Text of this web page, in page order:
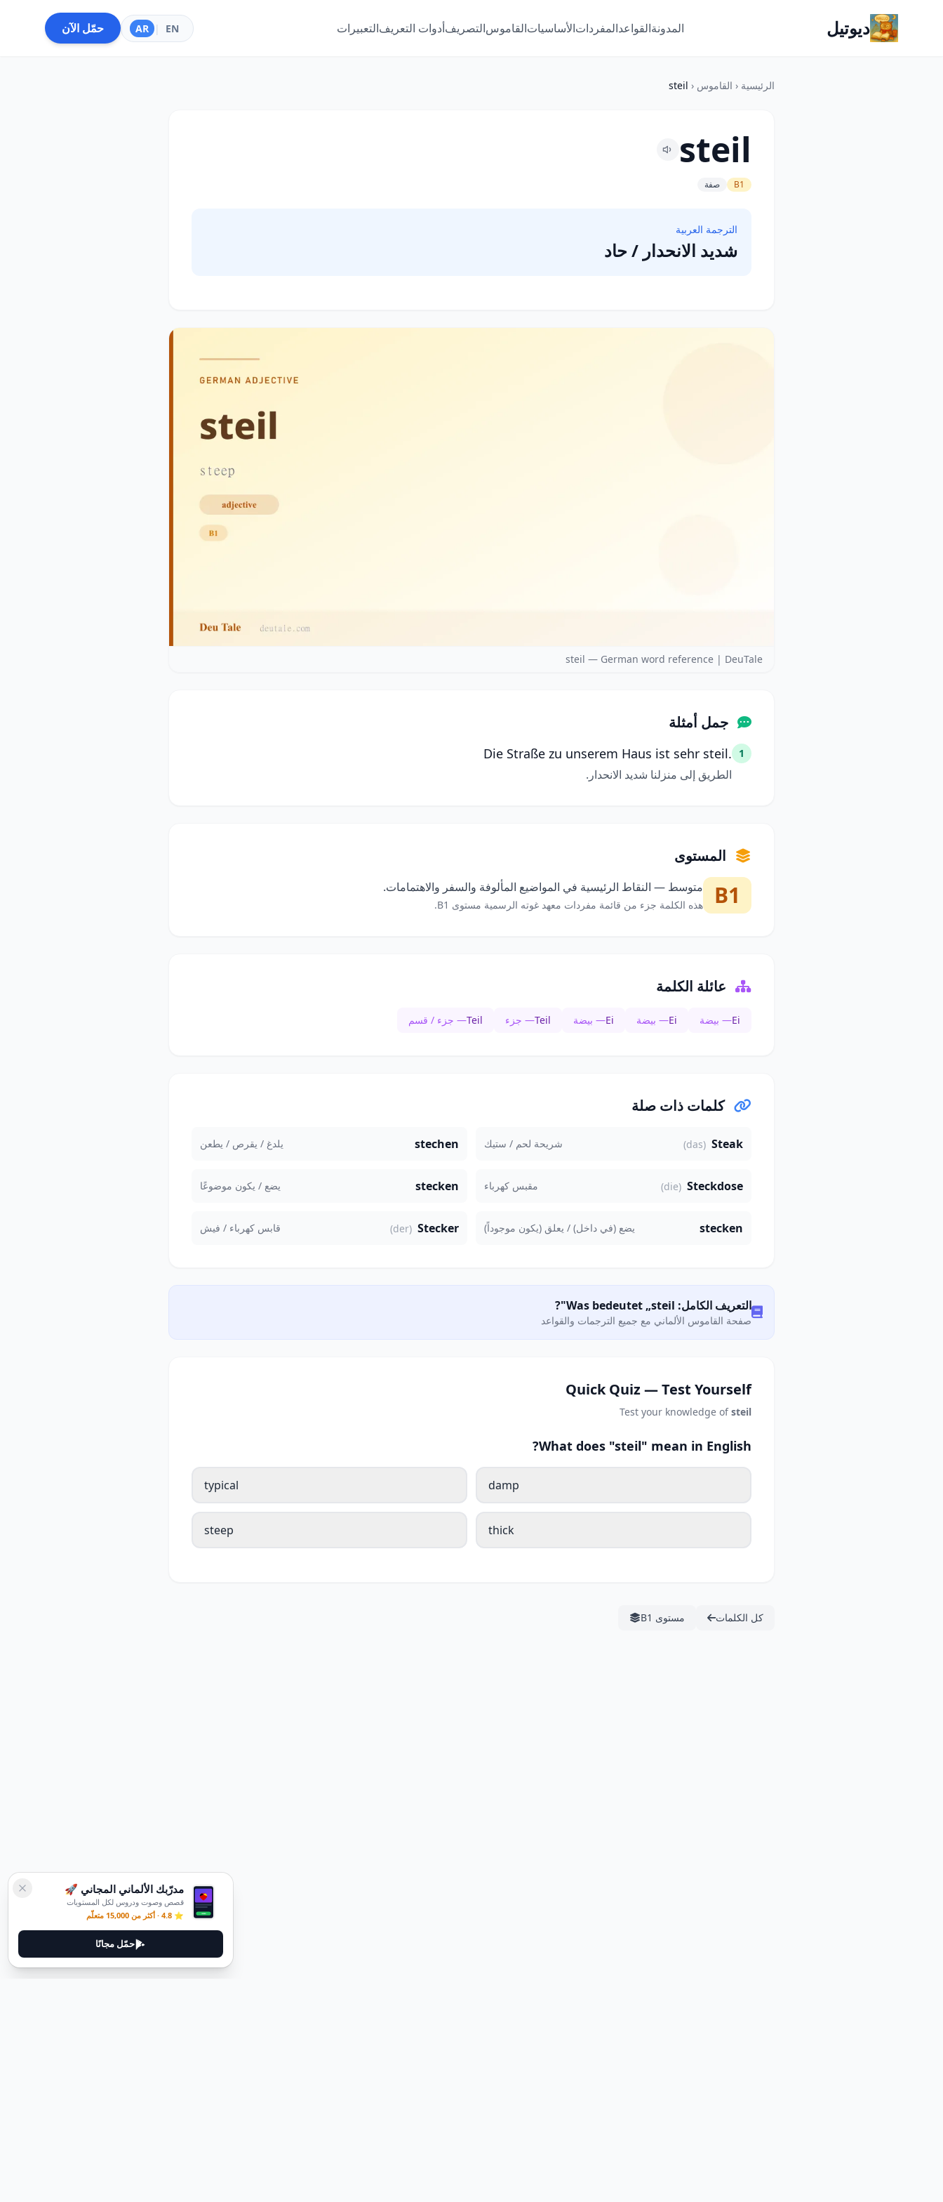
ديوتيل المدونةالقواعدالمفرداتالأساسياتالقاموسالتصريفأدوات التعريفالتعبيرات EN
|
AR حمّل الآن
الرئيسية ‹ القاموس ‹
steil
steil
B1 صفة
الترجمة العربية
شديد الانحدار / حاد
steil — German word reference | DeuTale
جمل أمثلة
1
Die Straße zu unserem Haus ist sehr steil.
الطريق إلى منزلنا شديد الانحدار.
المستوى
B1 متوسط — النقاط الرئيسية في المواضيع المألوفة والسفر والاهتمامات.
هذه الكلمة جزء من قائمة مفردات معهد غوته الرسمية مستوى B1.
عائلة الكلمة
Ei— بيضة Ei— بيضة Ei— بيضة Teil— جزء Teil— جزء / قسم
كلمات ذات صلة
Steak
(das) شريحة لحم / ستيك stechen يلدغ / يقرص / يطعن
Steckdose
(die) مقبس كهرباء stecken يضع / يكون موضوعًا
stecken يضع (في داخل) / يعلق (يكون موجوداً) Stecker
(der) قابس كهرباء / فيش
التعريف الكامل: Was bedeutet „steil"?
صفحة القاموس الألماني مع جميع الترجمات والقواعد
Quick Quiz — Test Yourself
Test your knowledge ofsteil
What does "steil" mean in English?
damp
typical
thick
steep
كل الكلمات مستوى B1
مدرّبك الألماني المجاني 🚀
قصص وصوت ودروس لكل المستويات
⭐ 4.8 · أكثر من 15,000 متعلّم
حمّل مجانًا